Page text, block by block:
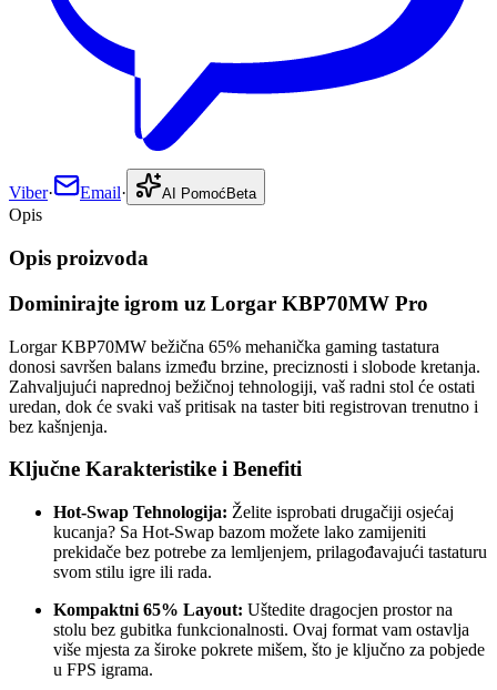
Viber· Email· AI Pomoć Beta
Opis
Opis proizvoda
Dominirajte igrom uz Lorgar KBP70MW Pro
Lorgar KBP70MW bežična 65% mehanička gaming tastatura
donosi savršen balans između brzine, preciznosti i slobode kretanja.
Zahvaljujući naprednoj bežičnoj tehnologiji, vaš radni stol će ostati
uredan, dok će svaki vaš pritisak na taster biti registrovan trenutno i
bez kašnjenja.
Ključne Karakteristike i Benefiti
Hot-Swap Tehnologija: Želite isprobati drugačiji osjećaj
kucanja? Sa Hot-Swap bazom možete lako zamijeniti
prekidače bez potrebe za lemljenjem, prilagođavajući tastaturu
svom stilu igre ili rada.
Kompaktni 65% Layout: Uštedite dragocjen prostor na
stolu bez gubitka funkcionalnosti. Ovaj format vam ostavlja
više mjesta za široke pokrete mišem, što je ključno za pobjede
u FPS igrama.